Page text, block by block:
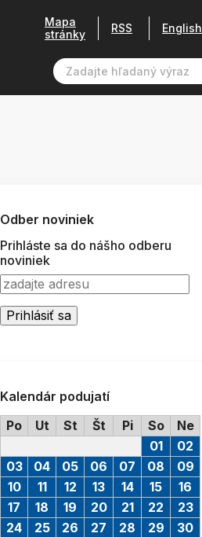
Mapa
stránky
RSS English
Odber noviniek
Prihláste sa do nášho odberu
noviniek
Kalendár podujatí
Po
Ut St Št Pi So Ne
01
02
03
04 05 06 07 08
09
10
11 12 13 14 15
16
17
18 19 20 21 22
23
24
25 26 27 28 29
30